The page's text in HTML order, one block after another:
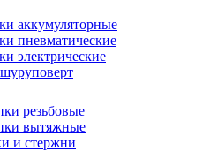
аккумуляторные
пневматические
электрические
резьбовые
вытяжные
и стержни